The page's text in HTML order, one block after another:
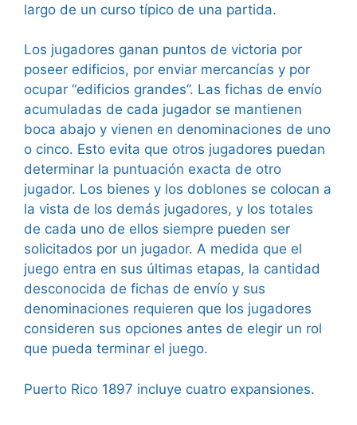
largo de un curso típico de una partida.
Los jugadores ganan puntos de victoria por
poseer edificios, por enviar mercancías y por
ocupar “edificios grandes”. Las fichas de envío
acumuladas de cada jugador se mantienen
boca abajo y vienen en denominaciones de uno
o cinco. Esto evita que otros jugadores puedan
determinar la puntuación exacta de otro
jugador. Los bienes y los doblones se colocan a
la vista de los demás jugadores, y los totales
de cada uno de ellos siempre pueden ser
solicitados por un jugador. A medida que el
juego entra en sus últimas etapas, la cantidad
desconocida de fichas de envío y sus
denominaciones requieren que los jugadores
consideren sus opciones antes de elegir un rol
que pueda terminar el juego.
Puerto Rico 1897 incluye cuatro expansiones.